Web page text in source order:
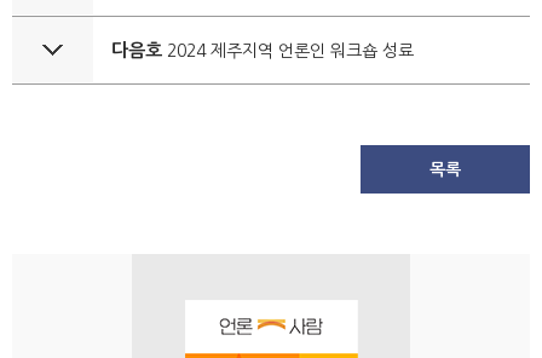
다음호 2024 제주지역 언론인 워크숍 성료
목록